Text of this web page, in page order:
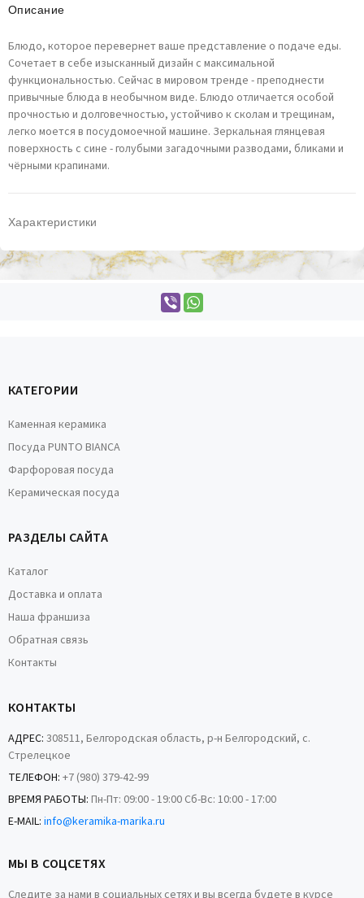
Описание
Блюдо, которое перевернет ваше представление о подаче еды.
Сочетает в себе изысканный дизайн с максимальной
функциональностью. Сейчас в мировом тренде - преподнести
привычные блюда в необычном виде. Блюдо отличается особой
прочностью и долговечностью, устойчиво к сколам и трещинам,
легко моется в посудомоечной машине. Зеркальная глянцевая
поверхность с сине - голубыми загадочными разводами, бликами и
чёрными крапинами.
Характеристики
КАТЕГОРИИ
Каменная керамика
Посуда PUNTO BIANCA
Фарфоровая посуда
Керамическая посуда
РАЗДЕЛЫ САЙТА
Каталог
Доставка и оплата
Наша франшиза
Обратная связь
Контакты
КОНТАКТЫ
АДРЕС: 308511, Белгородская область, р-н Белгородский, с.
Стрелецкое
ТЕЛЕФОН: +7 (980) 379-42-99
ВРЕМЯ РАБОТЫ: Пн-Пт: 09:00 - 19:00 Сб-Вс: 10:00 - 17:00
E-MAIL: info@keramika-marika.ru
МЫ В СОЦСЕТЯХ
Следите за нами в социальных сетях и вы всегда будете в курсе